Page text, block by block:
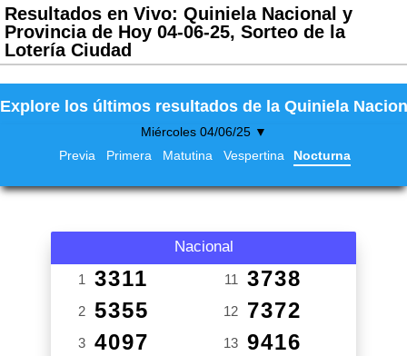
Resultados en Vivo: Quiniela Nacional y
Provincia de Hoy 04-06-25, Sorteo de la
Lotería Ciudad
Explore los últimos resultados de la Quiniela
Miércoles 04/06/25 ▼
Previa
Primera Matutina Vespertina Nocturna
Nacional
1 3311
2 5355
3 4097
11 3738
12 7372
13 9416